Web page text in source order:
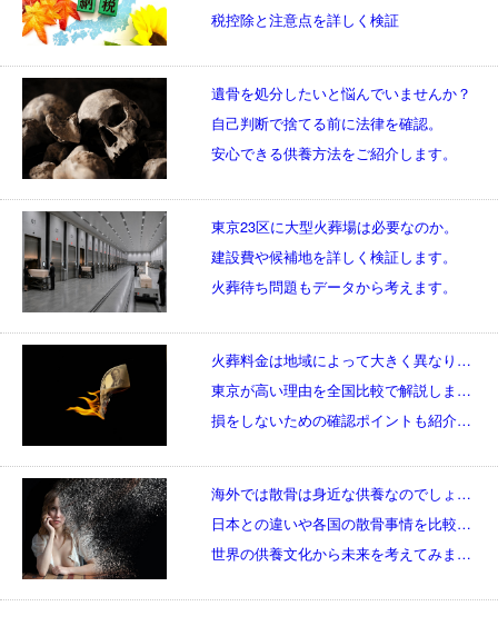
税控除と注意点を詳しく検証
遺骨を処分したいと悩んでいませんか？
自己判断で捨てる前に法律を確認。
安心できる供養方法をご紹介します。
東京23区に大型火葬場は必要なのか。
建設費や候補地を詳しく検証します。
火葬待ち問題もデータから考えます。
火葬料金は地域によって大きく異なります。
東京が高い理由を全国比較で解説します。
損をしないための確認ポイントも紹介します。
海外では散骨は身近な供養なのでしょうか。
日本との違いや各国の散骨事情を比較します。
世界の供養文化から未来を考えてみましょう。